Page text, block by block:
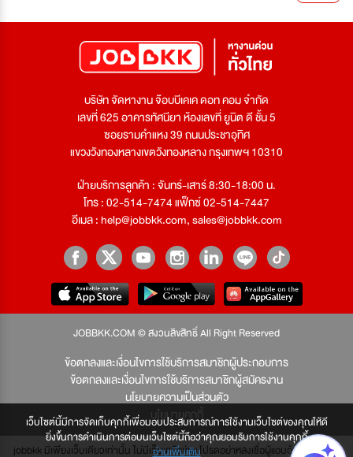
เว็บไซต์นี้มีการจัดเก็บคุกกี้เพื่อมอบประสบการณ์การใช้งานเว็บไซต์ของคุณให้ดี
ยิ่งขึ้นการดำเนินการต่อบนเว็บไซต์นี้ถือว่าคุณยอมรับการใช้งานคุกกี้
อ่านเพิ่มเติม
บริษัท จัดหางาน จ๊อบบีเคเค ดอท คอม จำกัด
เลขที่ 625 อาคารทัศนียา ห้องเลขที่ ยูนิต ดี ชั้น 5
ซอยรามคำแหง 39 ถนนประชาอุทิศ
แขวงวังทองหลางเขตวังทองหลาง กรุงเทพฯ 10310
ฝ่ายบริการลูกค้า : จันทร์-เสาร์ 8:30-18:00 น.
โทร : 02-514-7474 แฟ็กซ์ 02-514-7447
อีเมล :help@jobbkk.com,sales@jobbkk.com
JOBBKK.COM © สงวนลิขสิทธิ์ All Right Reserved
ข้อตกลงและเงื่อนไขการใช้บริการสมาชิกผู้ประกอบการ
ข้อตกลงและเงื่อนไขการใช้บริการสมาชิกผู้สมัครงาน
นโยบายความเป็นส่วนตัว
นโยบายคุกกี้
jobbkk มีเพียงเว็บเดียวเท่านั้น ไม่มีเว็บเครือข่าย โปรดอย่าหลงเชื่อผู้แอบอ้าง และหากผู้